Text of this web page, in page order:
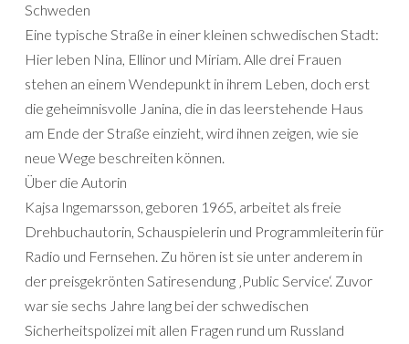
Schweden
Eine typische Straße in einer kleinen schwedischen Stadt:
Hier leben Nina, Ellinor und Miriam. Alle drei Frauen
stehen an einem Wendepunkt in ihrem Leben, doch erst
die geheimnisvolle Janina, die in das leerstehende Haus
am Ende der Straße einzieht, wird ihnen zeigen, wie sie
neue Wege beschreiten können.
Über die Autorin
Kajsa Ingemarsson, geboren 1965, arbeitet als freie
Drehbuchautorin, Schauspielerin und Programmleiterin für
Radio und Fernsehen. Zu hören ist sie unter anderem in
der preisgekrönten Satiresendung ‚Public Service‘. Zuvor
war sie sechs Jahre lang bei der schwedischen
Sicherheitspolizei mit allen Fragen rund um Russland